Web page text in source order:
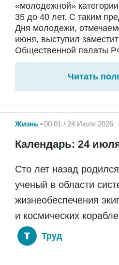
«молодежной»
35 до 40 лет. С таким
Дня молодежи,
июня, выступил
Общественной палаты
Читать
Жизнь 00:01 / 24 Июля 2026
Календарь: 24
Сто лет назад
ученый в области
жизнеобеспечения
и космических
Труд